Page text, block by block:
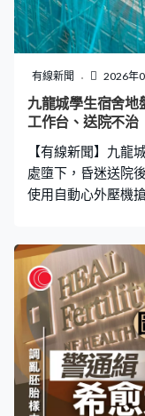
有線新聞 2026年
九龍城學生宿舍
工作台、送院不治
【有線新聞】九龍
處墮下，昏迷送院
使用自動心外壓機
4樓棚架工作台失去
小時在低層平台用
全經理。工業傷亡
台工作，帶領其他
起，但同事沒有見
兩個人。」勞工處
原本是富豪東方酒
批600至700個床位